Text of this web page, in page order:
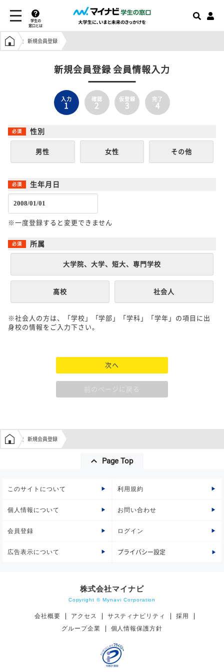
学生の
窓口とは
学生の窓口トップ
新規会員登録
新規会員登録 会員情報入力
入力
1
確認
2
仮登録
3
完了
4
性別
男性 女性 その他
生年月日
※一度登録すると変更できません
所属
大学院、大学、短大、専門学校
高校 社会人
※社会人の方は、「学校」「学部」「学科」「学年」の項目に出
身校の情報をご入力下さい。
次へ
前のページに戻る
学生の窓口トップ
新規会員登録
Page Top
このサイトについて 利用規約
個人情報について お問い合わせ
会員登録 ログイン
広告表示について プライバシー設定
株式会社マイナビ
Copyright © Mynavi Corporation
会社概要 アクセス サスティナビリティ
採用
グループ企業
個人情報保護方針